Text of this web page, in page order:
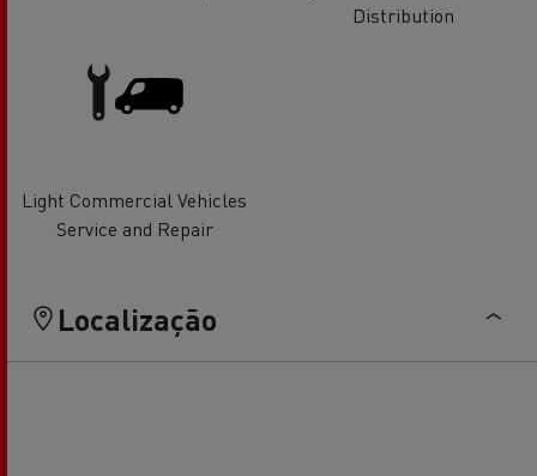
Distribution
Light Commercial Vehicles
Service and Repair
Localização